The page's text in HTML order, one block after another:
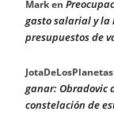
Marken
gasto salarial y la
presupuestos de
JotaDeLosPlanetas
ganar: Obradovic
constelación de